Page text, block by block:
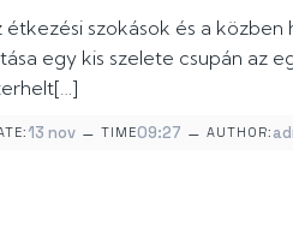
étkezési szokások és a közben
egy kis szelete csupán az
13 nov – TIME09:27 – AUTHOR: